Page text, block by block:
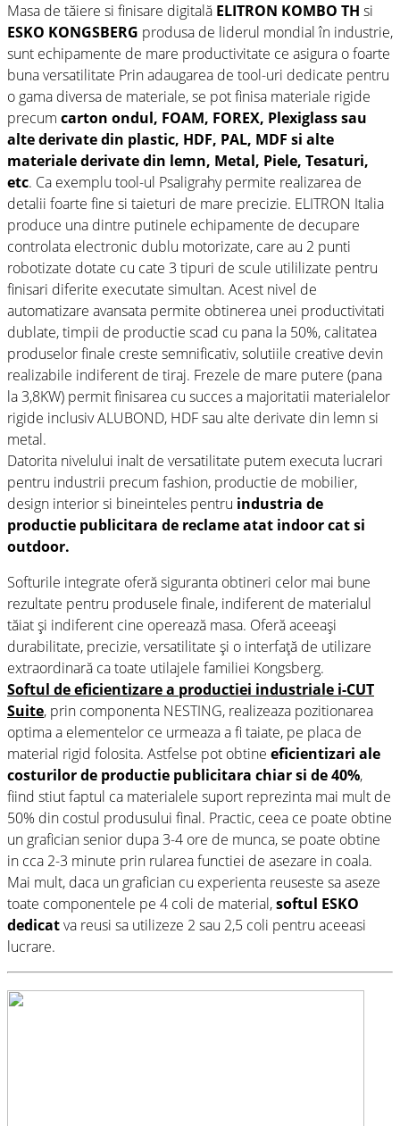
Masa de tăiere si finisare digitală ELITRON KOMBO TH si
ESKO KONGSBERG produsa de liderul mondial în industrie,
sunt echipamente de mare productivitate ce asigura o foarte
buna versatilitate Prin adaugarea de tool-uri dedicate pentru
o gama diversa de materiale, se pot finisa materiale rigide
precum carton ondul, FOAM, FOREX, Plexiglass sau
alte derivate din plastic, HDF, PAL, MDF si alte
materiale derivate din lemn, Metal, Piele, Tesaturi,
etc. Ca exemplu tool-ul Psaligrahy permite realizarea de
detalii foarte fine si taieturi de mare precizie. ELITRON Italia
produce una dintre putinele echipamente de decupare
controlata electronic dublu motorizate, care au 2 punti
robotizate dotate cu cate 3 tipuri de scule utililizate pentru
finisari diferite executate simultan. Acest nivel de
automatizare avansata permite obtinerea unei productivitati
dublate, timpii de productie scad cu pana la 50%, calitatea
produselor finale creste semnificativ, solutiile creative devin
realizabile indiferent de tiraj. Frezele de mare putere (pana
la 3,8KW) permit finisarea cu succes a majoritatii materialelor
rigide inclusiv ALUBOND, HDF sau alte derivate din lemn si
metal.
Datorita nivelului inalt de versatilitate putem executa lucrari
pentru industrii precum fashion, productie de mobilier,
design interior si bineinteles pentru industria de
productie publicitara de reclame atat indoor cat si
outdoor.
Softurile integrate oferă siguranta obtineri celor mai bune
rezultate pentru produsele finale, indiferent de materialul
tăiat și indiferent cine operează masa. Oferă aceeași
durabilitate, precizie, versatilitate și o interfață de utilizare
extraordinară ca toate utilajele familiei Kongsberg.
Softul de eficientizare a productiei industriale i-CUT
Suite, prin componenta NESTING, realizeaza pozitionarea
optima a elementelor ce urmeaza a fi taiate, pe placa de
material rigid folosita. Astfelse pot obtine eficientizari ale
costurilor de productie publicitara chiar si de 40%,
fiind stiut faptul ca materialele suport reprezinta mai mult de
50% din costul produsului final. Practic, ceea ce poate obtine
un grafician senior dupa 3-4 ore de munca, se poate obtine
in cca 2-3 minute prin rularea functiei de asezare in coala.
Mai mult, daca un grafician cu experienta reuseste sa aseze
toate componentele pe 4 coli de material,softul ESKO
dedicatva reusi sa utilizeze 2 sau 2,5 coli pentru aceeasi
lucrare.